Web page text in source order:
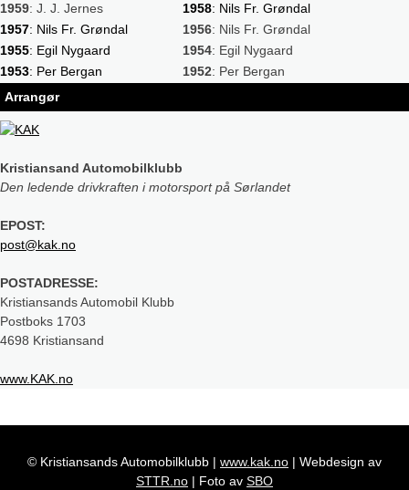
1959: J. J. Jernes 1958: Nils Fr. Grøndal
1957: Nils Fr. Grøndal 1956: Nils Fr. Grøndal
1955: Egil Nygaard 1954: Egil Nygaard
1953: Per Bergan 1952: Per Bergan
Arrangør
Kristiansand Automobilklubb
Den ledende drivkraften i motorsport på Sørlandet
EPOST:
post@kak.no
POSTADRESSE:
Kristiansands Automobil Klubb
Postboks 1703
4698 Kristiansand
www.KAK.no
© Kristiansands Automobilklubb | www.kak.no | Webdesign av
STTR.no | Foto av SBO